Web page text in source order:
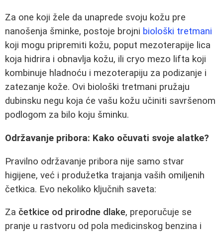
Za one koji žele da unaprede svoju kožu pre
nanošenja šminke, postoje brojni biološki tretmani
koji mogu pripremiti kožu, poput mezoterapije lica
koja hidrira i obnavlja kožu, ili cryo mezo lifta koji
kombinuje hladnoću i mezoterapiju za podizanje i
zatezanje kože. Ovi biološki tretmani pružaju
dubinsku negu koja će vašu kožu učiniti savršenom
podlogom za bilo koju šminku.
Održavanje pribora: Kako očuvati svoje alatke?
Pravilno održavanje pribora nije samo stvar
higijene, već i produžetka trajanja vaših omiljenih
četkica. Evo nekoliko ključnih saveta:
Za četkice od prirodne dlake, preporučuje se
pranje u rastvoru od pola medicinskog benzina i